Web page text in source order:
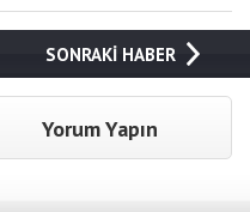
SONRAKİ HABER
Yorum Yapın